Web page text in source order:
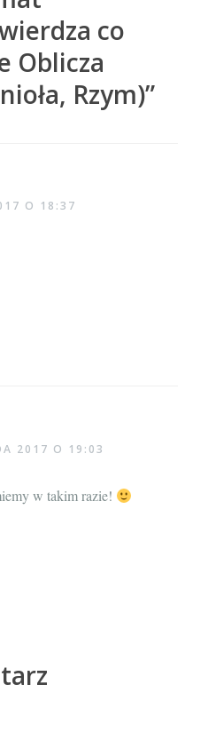
co
Oblicza
Rzym)”
O 18:37
2017 O 19:03
w takim razie!